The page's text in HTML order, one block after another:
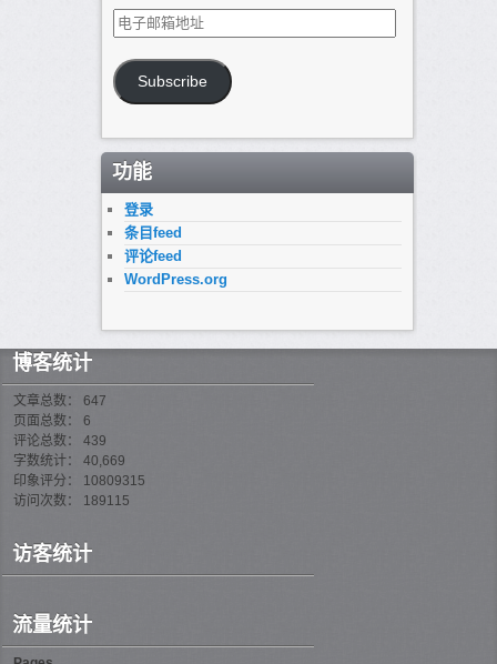
电
子
箱
地
Subscribe
功能
登录
条目feed
评论feed
WordPress.org
博客统计
文章总数： 647
页面总数： 6
评论总数： 439
字数统计： 40,669
印象评分： 10809315
访问次数： 189115
访客统计
流量统计